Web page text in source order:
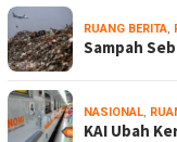
RUANG BERITA,
Sampah
NASIONAL,
KAI Ubah